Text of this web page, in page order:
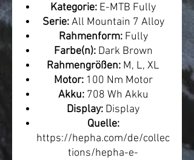
Kategorie: E-MTB Fully
Serie:All Mountain 7 Alloy
Rahmenform:Fully
Farbe(n):Dark Brown
Rahmengrößen: M, L, XL
Motor:100 Nm Motor
Akku:708 Wh Akku
Display: Display
Quelle:
https://hepha.com/de/collec
tions/hepha-e-